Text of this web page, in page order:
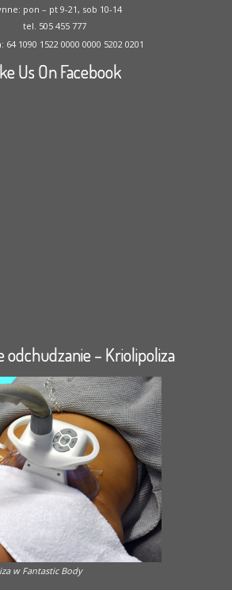
pon – pt 9-21, sob 10-14
tel. 505 455 777
64 1090 1522 0000 0000 5202 0201
Us On Facebook
odchudzanie – Kriolipoliza
w Fantastic Body